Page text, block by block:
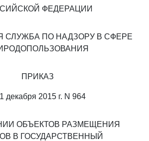
ФЕДЕРАЦИИ
СЛУЖБА ПО НАДЗОРУ В СФЕРЕ
ПРИКАЗ
декабря 2015 г. N 964
ОБЪЕКТОВ РАЗМЕЩЕНИЯ
В ГОСУДАРСТВЕННЫЙ